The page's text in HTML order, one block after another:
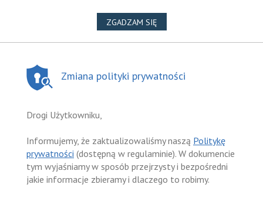
ZGADZAM SIĘNA WYKORZYSTANIE PLIKÓW
Zmiana polityki prywatności
Drogi Użytkowniku,
Informujemy, że zaktualizowaliśmy naszą Politykę
prywatności (dostępną w regulaminie). W dokumencie
tym wyjaśniamy w sposób przejrzysty i bezpośredni
jakie informacje zbieramy i dlaczego to robimy.